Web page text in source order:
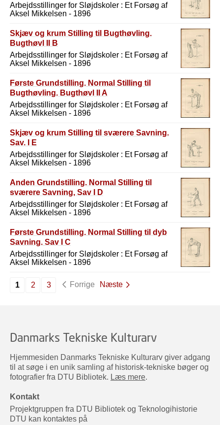
Arbejdsstillinger for Sløjdskoler : Et Forsøg af
Aksel Mikkelsen - 1896
Skjæv og krum Stilling til Bugthøvling.
Bugthøvl II B
Arbejdsstillinger for Sløjdskoler : Et Forsøg af
Aksel Mikkelsen - 1896
Første Grundstilling. Normal Stilling til
Bugthøvling. Bugthøvl II A
Arbejdsstillinger for Sløjdskoler : Et Forsøg af
Aksel Mikkelsen - 1896
Skjæv og krum Stilling til sværere Savning.
Sav. I E
Arbejdsstillinger for Sløjdskoler : Et Forsøg af
Aksel Mikkelsen - 1896
Anden Grundstilling. Normal Stilling til
sværere Savning, Sav I D
Arbejdsstillinger for Sløjdskoler : Et Forsøg af
Aksel Mikkelsen - 1896
Første Grundstilling. Normal Stilling til dyb
Savning. Sav I C
Arbejdsstillinger for Sløjdskoler : Et Forsøg af
Aksel Mikkelsen - 1896
1 2 3 Forrige Næste
Danmarks Tekniske Kulturarv
Hjemmesiden Danmarks Tekniske Kulturarv giver adgang
til at søge i en unik samling af historisk-tekniske bøger og
fotografier fra DTU Bibliotek. Læs mere.
Kontakt
Projektgruppen fra DTU Bibliotek og Teknologihistorie
DTU kan kontaktes på